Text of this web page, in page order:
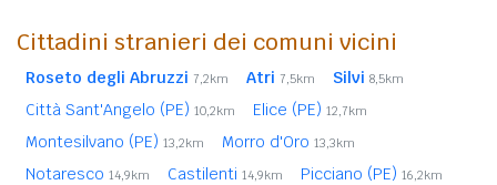
Cittadini stranieri dei comuni vicini
Roseto degli Abruzzi 7,2km Atri 7,5km Silvi 8,5km
Città Sant'Angelo (PE) 10,2km Elice (PE) 12,7km
Montesilvano (PE) 13,2km Morro d'Oro 13,3km
Notaresco 14,9km Castilenti 14,9km Picciano (PE) 16,2km